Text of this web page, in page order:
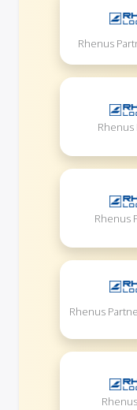
Rhenus
Rhenus
Rhenus
Rhenus